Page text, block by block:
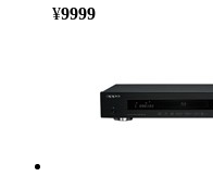
¥9999